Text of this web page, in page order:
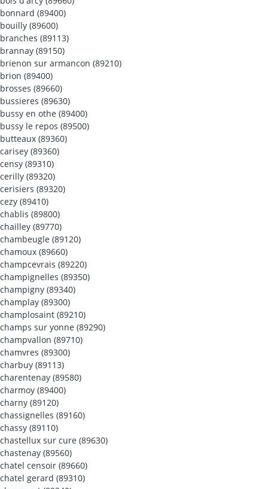
bonnard (89400)
bouilly (89600)
branches (89113)
brannay (89150)
brienon sur armancon (89210)
brion (89400)
brosses (89660)
bussieres (89630)
bussy en othe (89400)
bussy le repos (89500)
butteaux (89360)
carisey (89360)
censy (89310)
cerilly (89320)
cerisiers (89320)
cezy (89410)
chablis (89800)
chailley (89770)
chambeugle (89120)
chamoux (89660)
champcevrais (89220)
champignelles (89350)
champigny (89340)
champlay (89300)
champlosaint (89210)
champs sur yonne (89290)
champvallon (89710)
chamvres (89300)
charbuy (89113)
charentenay (89580)
charmoy (89400)
charny (89120)
chassignelles (89160)
chassy (89110)
chastellux sur cure (89630)
chastenay (89560)
chatel censoir (89660)
chatel gerard (89310)